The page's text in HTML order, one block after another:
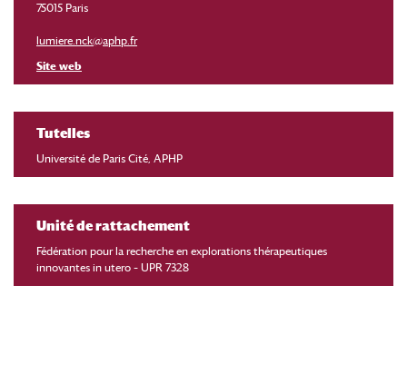
75015 Paris
lumiere.nck@aphp.fr
Site web
Tutelles
Université de Paris Cité, APHP
Unité de rattachement
Fédération pour la recherche en explorations thérapeutiques
innovantes in utero – UPR 7328